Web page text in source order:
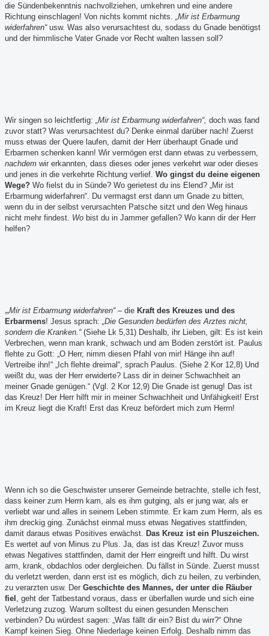
die Sündenbekenntnis nachvollziehen, umkehren und eine andere
Richtung einschlagen! Von nichts kommt nichts.
„Mir ist Erbarmung
widerfahren“usw. Was also verursachtest du, sodass du Gnade benötigst
und der himmlische Vater Gnade vor Recht walten lassen soll?
Wir singen so leichtfertig: „Mir ist Erbarmung widerfahren“, doch was fand
zuvor statt? Was verursachtest du? Denke einmal darüber nach! Zuerst
muss etwas der Quere laufen, damit der Herr überhaupt Gnade und
Erbarmen schenken kann! Wir vermögen erst dann etwas zu verbessern,
nachdem wir erkannten, dass dieses oder jenes verkehrt war oder dieses
und jenes in die verkehrte Richtung verlief. Wo gingst du deine eigenen
Wege? Wo fielst du in Sünde? Wo gerietest du ins Elend? „Mir ist
Erbarmung widerfahren“. Du vermagst erst dann um Gnade zu bitten,
wenn du in der selbst verursachten Patsche sitzt und den Weg hinaus
nicht mehr findest. Wo bist du in Jammer gefallen? Wo kann dir der Herr
helfen?
„Mir ist Erbarmung widerfahren“– die Kraft des Kreuzes und des
Erbarmens! Jesus sprach: „Die Gesunden bedürfen des Arztes nicht,
sondern die Kranken.“(Siehe Lk 5,31) Deshalb, ihr Lieben, gilt: Es ist kein
Verbrechen, wenn man krank, schwach und am Boden zerstört ist. Paulus
flehte zu Gott: „O Herr, nimm diesen Pfahl von mir! Hänge ihn auf!
Vertreibe ihn!“ „Ich flehte dreimal“, sprach Paulus. (Siehe 2 Kor 12,8) Und
weißt du, was der Herr erwiderte? Lass dir in deiner Schwachheit an
meiner Gnade genügen.“ (Vgl. 2 Kor 12,9) Die Gnade ist genug! Das ist
das Kreuz! Der Herr hilft mir in meiner Schwachheit und Unfähigkeit! Erst
im Kreuz liegt die Kraft! Erst das Kreuz befördert mich zum Herrn!
Wenn ich so die Geschwister unserer Gemeinde betrachte, stelle ich fest,
dass keiner zum Herrn kam, als es ihm gutging, als er jung war, als er
verliebt war und alles in seinem Leben stimmte. Er kam zum Herrn, als es
ihm dreckig ging. Zunächst einmal muss etwas Negatives stattfinden,
damit daraus etwas Positives erwächst.
Das Kreuz ist ein Pluszeichen.
Es wertet auf von Minus zu Plus. Ja, das ist das Kreuz! Zuvor muss
etwas Negatives stattfinden, damit der Herr eingreift und hilft. Du wirst
arm, krank, obdachlos oder dergleichen. Du fällst in Sünde. Zuerst musst
du verletzt werden, dann erst ist es möglich, dich zu heilen, zu verbinden,
zu verarzten usw. Der Geschichte des Mannes, der unter die Räuber
fiel
, geht der Tatbestand voraus, dass er überfallen wurde und sich eine
Verletzung zuzog. Warum solltest du einen gesunden Menschen
verbinden? Du würdest sagen: „Was fällt dir ein? Bist du wirr?“ Ohne
Kampf keinen Sieg. Ohne Niederlage keinen Erfolg. Deshalb nimm das